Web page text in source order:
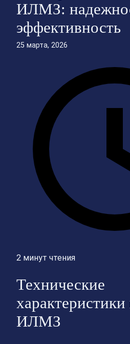
ИЛМЗ:
эффективность
25 марта, 2026
2 минут чтения
Технические
характеристики
ИЛМЗ